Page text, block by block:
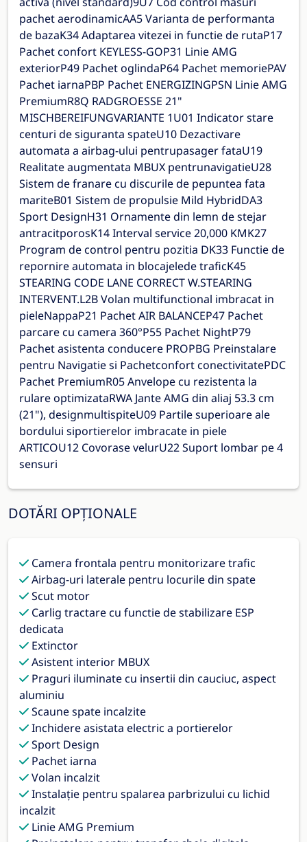
pachet aerodinamicAA5 Varianta de performanta
de bazaK34 Adaptarea vitezei in functie de rutaP17
Pachet confort KEYLESS-GOP31 Linie AMG
exteriorP49 Pachet oglindaP64 Pachet memoriePAV
Pachet iarnaPBP Pachet ENERGIZINGPSN Linie AMG
PremiumR8Q RADGROESSE 21"
MISCHBEREIFUNGVARIANTE 1U01 Indicator stare
centuri de siguranta spateU10 Dezactivare
automata a airbag-ului pentrupasager fataU19
Realitate augmentata MBUX pentrunavigatieU28
Sistem de franare cu discurile de pepuntea fata
mariteB01 Sistem de propulsie Mild HybridDA3
Sport DesignH31 Ornamente din lemn de stejar
antracitporosK14 Interval service 20,000 KMK27
Program de control pentru pozitia DK33 Functie de
repornire automata in blocajelede traficK45
STEARING CODE LANE CORRECT W.STEARING
INTERVENT.L2B Volan multifunctional imbracat in
pieleNappaP21 Pachet AIR BALANCEP47 Pachet
parcare cu camera 360°P55 Pachet NightP79
Pachet asistenta conducere PROPBG Preinstalare
pentru Navigatie si Pachetconfort conectivitatePDC
Pachet PremiumR05 Anvelope cu rezistenta la
rulare optimizataRWA Jante AMG din aliaj 53.3 cm
(21"), designmultispiteU09 Partile superioare ale
bordului siportierelor imbracate in piele
ARTICOU12 Covorase velurU22 Suport lombar pe 4
sensuri
DOTĂRI OPȚIONALE
Camera frontala pentru monitorizare trafic
Airbag-uri laterale pentru locurile din spate
Scut motor
Carlig tractare cu functie de stabilizare ESP
dedicata
Extinctor
Asistent interior MBUX
Praguri iluminate cu insertii din cauciuc, aspect
aluminiu
Scaune spate incalzite
Inchidere asistata electric a portierelor
Sport Design
Pachet iarna
Volan incalzit
Instalaţie pentru spalarea parbrizului cu lichid
incalzit
Linie AMG Premium